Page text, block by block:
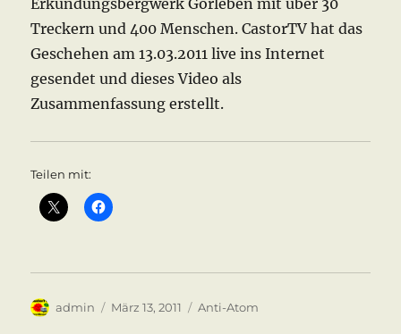
Erkundungsbergwerk Gorleben mit über 30
Treckern und 400 Menschen. CastorTV hat das
Geschehen am 13.03.2011 live ins Internet
gesendet und dieses Video als
Zusammenfassung erstellt.
Teilen mit:
Autor
admin
Veröffentlicht
März 13, 2011 Kategorien
Anti-Atom